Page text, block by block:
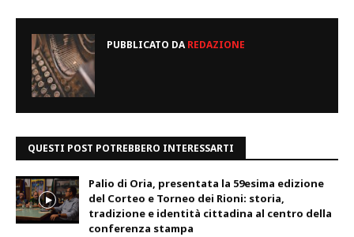
PUBBLICATO DAREDAZIONE
QUESTI POST POTREBBERO INTERESSARTI
Palio di Oria, presentata la 59esima edizione
del Corteo e Torneo dei Rioni: storia,
tradizione e identità cittadina al centro della
conferenza stampa